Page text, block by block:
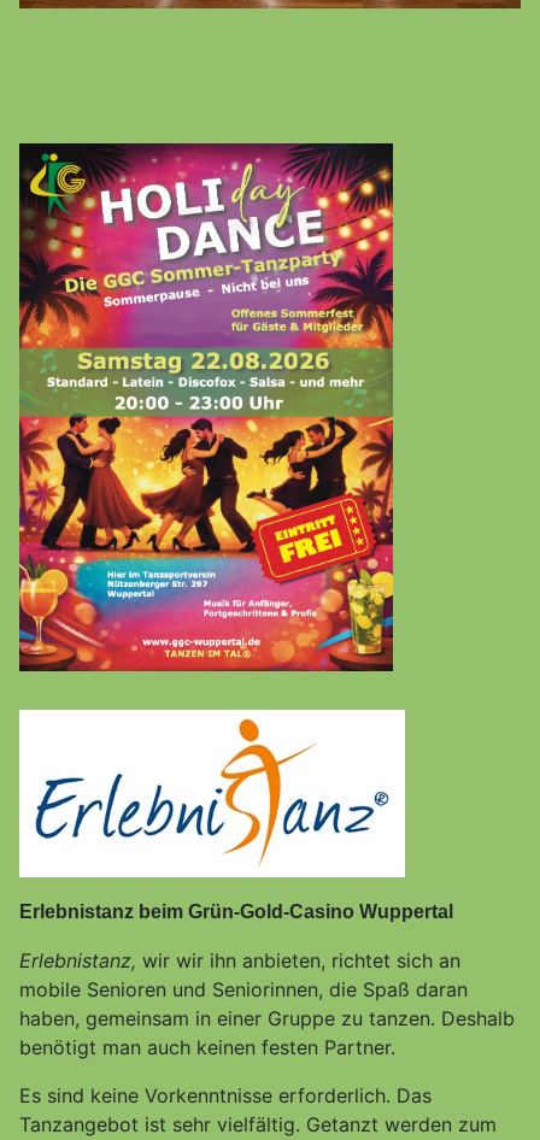
Erlebnistanz beim Grün-Gold-Casino Wuppertal
Erlebnistanz, wir wir ihn anbieten, richtet sich an
mobile Senioren und Seniorinnen, die Spaß daran
haben, gemeinsam in einer Gruppe zu tanzen. Deshalb
benötigt man auch keinen festen Partner.
Es sind keine Vorkenntnisse erforderlich. Das
Tanzangebot ist sehr vielfältig. Getanzt werden zum